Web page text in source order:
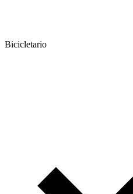
Bicicletario